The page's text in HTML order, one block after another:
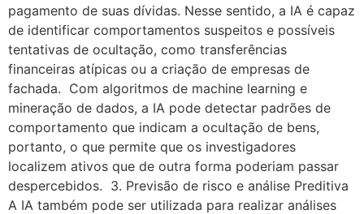
pagamento de suas dívidas. Nesse sentido, a IA é capaz
de identificar comportamentos suspeitos e possíveis
tentativas de ocultação, como transferências
financeiras atípicas ou a criação de empresas de
fachada. Com algoritmos de machine learning e
mineração de dados, a IA pode detectar padrões de
comportamento que indicam a ocultação de bens,
portanto, o que permite que os investigadores
localizem ativos que de outra forma poderiam passar
despercebidos. 3. Previsão de risco e análise Preditiva
A IA também pode ser utilizada para realizar análises